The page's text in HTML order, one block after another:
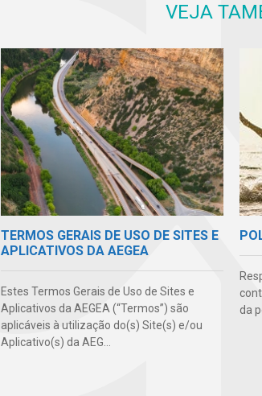
VEJA
TERMOS GERAIS DE USO DE SITES E
APLICATIVOS DA AEGEA
Estes Termos Gerais de Uso de Sites e
Aplicativos da AEGEA (“Termos”) são
aplicáveis à utilização do(s) Site(s) e/ou
Aplicativo(s) da AEG...
da